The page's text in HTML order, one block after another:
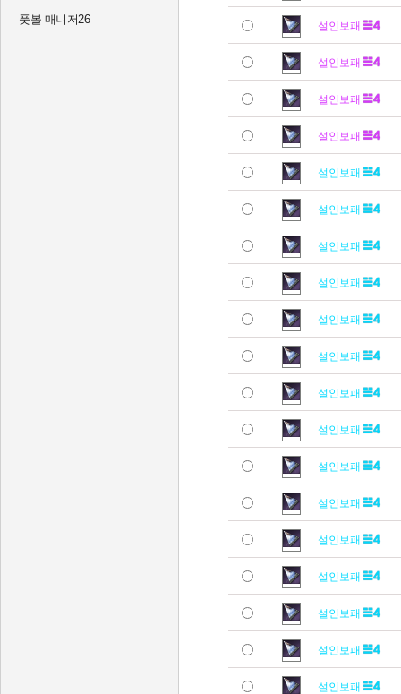
풋볼 매니저26
설인보패
설인보패
설인보패
설인보패
설인보패
설인보패
설인보패
설인보패
설인보패
설인보패
설인보패
설인보패
설인보패
설인보패
설인보패
설인보패
설인보패
설인보패
설인보패